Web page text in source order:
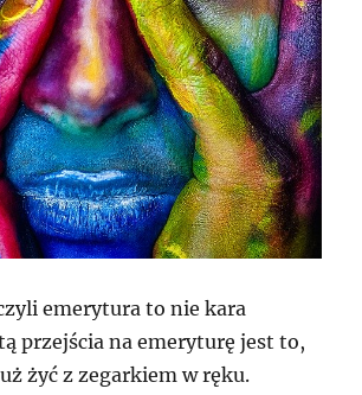
emerytura to nie kara
przejścia na emeryturę jest to,
żyć z zegarkiem w ręku.